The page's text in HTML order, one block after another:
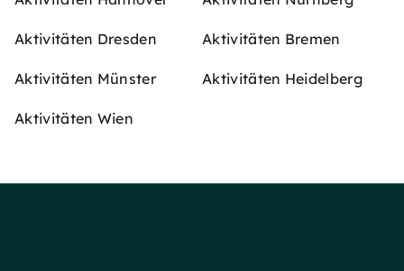
Aktivitäten Dresden Aktivitäten Bremen
Aktivitäten Münster Aktivitäten Heidelberg
Aktivitäten Wien